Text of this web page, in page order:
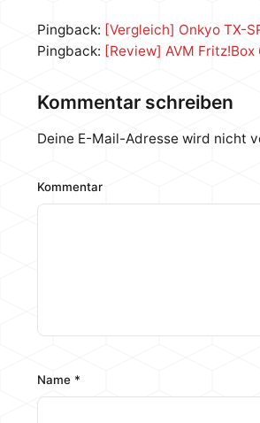
Pingback: [Vergleich] Onkyo TX-
Pingback: [Review] AVM
Kommentar schreiben
Deine E-Mail-Adresse wird nicht
Kommentar
Name *